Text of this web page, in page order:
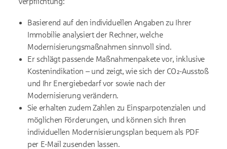
Basierend auf den individuellen Angaben zu Ihrer
Immobilie analysiert der Rechner, welche
Modernisierungsmaßnahmen sinnvoll sind.
Er schlägt passende Maßnahmenpakete vor, inklusive
Kostenindikation – und zeigt, wie sich der CO₂-Ausstoß
und Ihr Energiebedarf vor sowie nach der
Modernisierung verändern.
Sie erhalten zudem Zahlen zu Einsparpotenzialen und
möglichen Förderungen, und können sich Ihren
individuellen Modernisierungsplan bequem als PDF
per E-Mail zusenden lassen.